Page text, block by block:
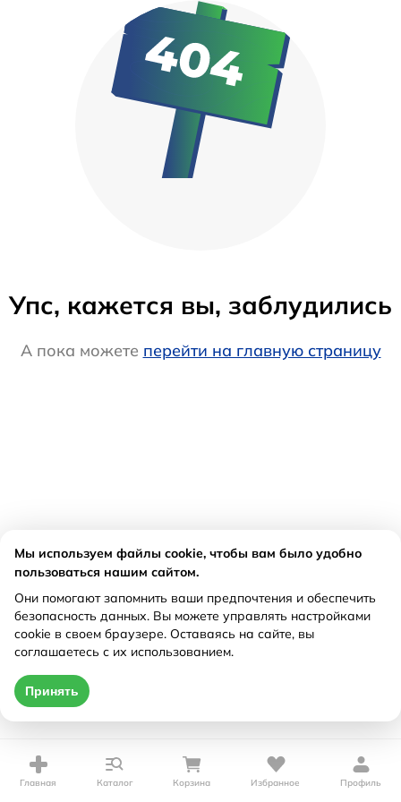
Упс, кажется вы, заблудились
А пока можете перейти на главную страницу
Главная Каталог Корзина Избранное Профиль
Мы используем файлы cookie, чтобы вам было удобно
пользоваться нашим сайтом.
Они помогают запомнить ваши предпочтения и обеспечить
безопасность данных. Вы можете управлять настройками
cookie в своем браузере. Оставаясь на сайте, вы
соглашаетесь с их использованием.
Принять